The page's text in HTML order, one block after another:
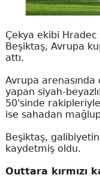
Çekya ekibi
Beşiktaş, Avrupa
attı.
Avrupa arenasında
yapan siyah-
50'sinde
ise sahadan mağlup
Beşiktaş,
kaydetmiş oldu.
Outtara kırmızı